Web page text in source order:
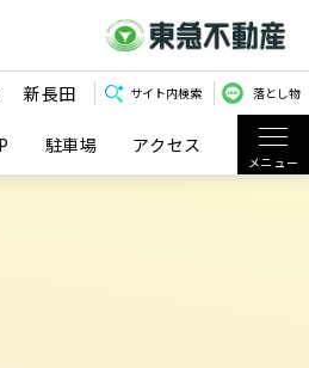
新長田 サイト内検索 落とし物
駐車場 アクセス
メニュー